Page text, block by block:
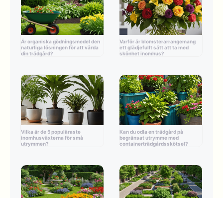
Är organiska gödningsmedel den
naturliga lösningen för att vårda
din trädgård?
Varför är blomsterarrangemang
ett glädjefullt sätt att ta med
skönhet inomhus?
Vilka är de 5 populäraste
inomhusväxterna för små
utrymmen?
Kan du odla en trädgård på
begränsat utrymme med
containerträdgårdsskötsel?